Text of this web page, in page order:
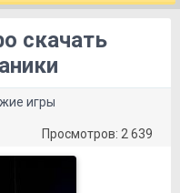
скачать
игры
Просмотров: 2 639